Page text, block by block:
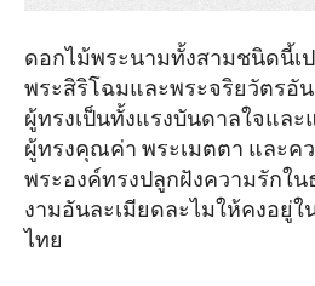
ดอกไม้พระนามทั้งสามชนิดนี้เ
พระสิริโฉมและพระจริยวัตรอั
ผู้ทรงเป็นทั้งแรงบันดาลใจแล
ผู้ทรงคุณค่า พระเมตตา และค
พระองค์ทรงปลูกฝังความรักใ
งามอันละเมียดละไมให้คงอยู่
ไทย